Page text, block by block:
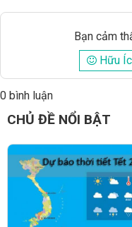
Bạn cảm
Hữu
0 bình luận
CHỦ ĐỀ NỔI BẬT